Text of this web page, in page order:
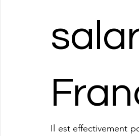
Il est effectivement